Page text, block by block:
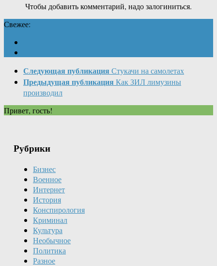
Чтобы добавить комментарий, надо залогиниться.
Свежее:
Следующая публикация Стукачи на самолетах
Предыдущая публикация Как ЗИЛ лимузины
производил
Привет, гость!
Рубрики
Бизнес
Военное
Интернет
История
Конспирология
Криминал
Культура
Необычное
Политика
Разное